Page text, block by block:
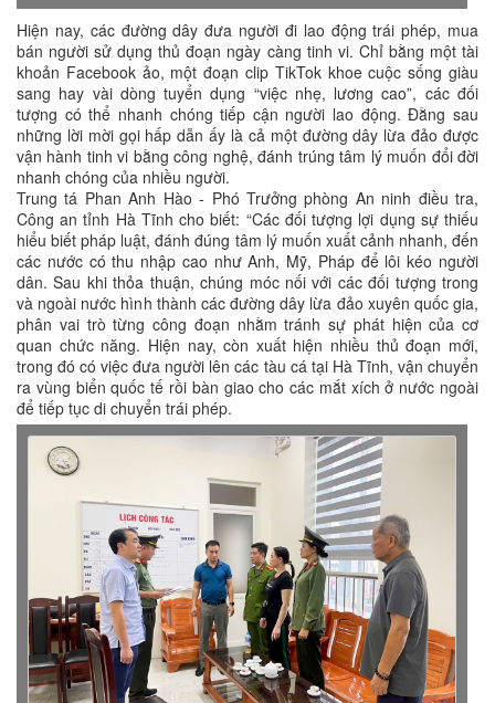
Hiện nay, các đường dây đưa người đi lao động trái phép, mua
bán người sử dụng thủ đoạn ngày càng tinh vi. Chỉ bằng một tài
khoản Facebook ảo, một đoạn clip TikTok khoe cuộc sống giàu
sang hay vài dòng tuyển dụng “việc nhẹ, lương cao”, các đối
tượng có thể nhanh chóng tiếp cận người lao động. Đằng sau
những lời mời gọi hấp dẫn ấy là cả một đường dây lừa đảo được
vận hành tinh vi bằng công nghệ, đánh trúng tâm lý muốn đổi đời
nhanh chóng của nhiều người.
Trung tá Phan Anh Hào - Phó Trưởng phòng An ninh điều tra,
Công an tỉnh Hà Tĩnh cho biết: “Các đối tượng lợi dụng sự thiếu
hiểu biết pháp luật, đánh đúng tâm lý muốn xuất cảnh nhanh, đến
các nước có thu nhập cao như Anh, Mỹ, Pháp để lôi kéo người
dân. Sau khi thỏa thuận, chúng móc nối với các đối tượng trong
và ngoài nước hình thành các đường dây lừa đảo xuyên quốc gia,
phân vai trò từng công đoạn nhằm tránh sự phát hiện của cơ
quan chức năng. Hiện nay, còn xuất hiện nhiều thủ đoạn mới,
trong đó có việc đưa người lên các tàu cá tại Hà Tĩnh, vận chuyển
ra vùng biển quốc tế rồi bàn giao cho các mắt xích ở nước ngoài
để tiếp tục di chuyển trái phép.